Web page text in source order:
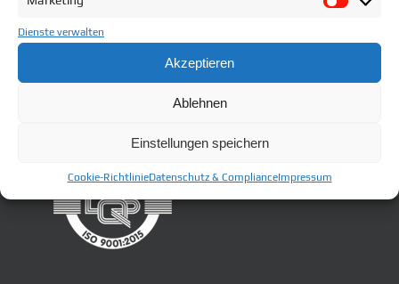
Dienste verwalten
Akzeptieren
Ablehnen
Einstellungen speichern
Cookie-RichtlinieDatenschutz & ComplianceImpressum